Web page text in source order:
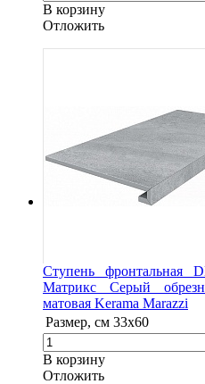
В корзину
Oтложить
Ступень фронтальная
Матрикс Серый
матовая Kerama Marazzi
Размер, см 33x60
В корзину
Oтложить